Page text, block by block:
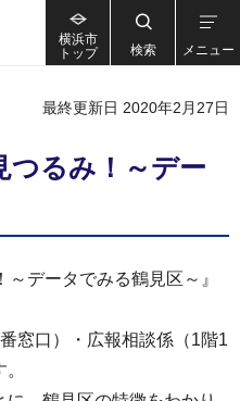
横浜市
トップ
検索 メニュー
最終更新日 2020年2月27日
るみ！～デー
データでみる鶴見区～』
窓口）・広報相談係（1階1